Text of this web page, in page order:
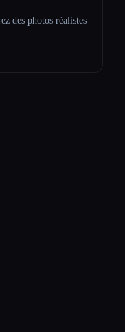
des photos réalistes